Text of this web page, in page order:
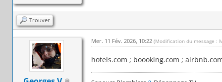
Trouver
Mer. 11 Fév. 2026, 10:22 (Modification du message :
hotels.com ; boooking.com ;